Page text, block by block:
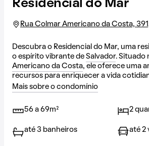
Residencial do Mar
Rua Colmar Americano da Costa,
Descubra o Residencial do Mar, uma
o espírito vibrante de Salvador. Situado
Americano da Costa, ele oferece uma
recursos para enriquecer a vida
Mais sobre o condomínio
56 a 69m² 2
até 3 banheiros até 2